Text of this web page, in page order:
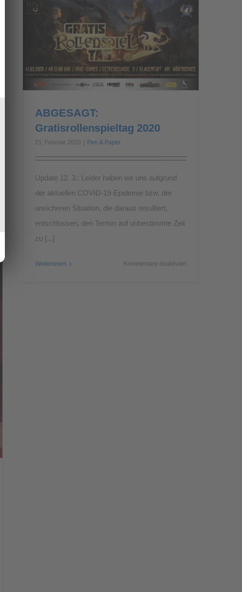
ABGESAGT:
Gratisrollenspieltag 2020
21. Februar 2020 | Pen & Paper
Update 12. 3.: Leider haben wir uns aufgrund
der aktuellen COVID-19-Epidemie bzw. der
unsicheren Situation, die daraus resultiert,
entschlossen, den Termin auf unbestimmte Zeit
zu [...]
Weiterlesen Kommentare deaktiviertfür